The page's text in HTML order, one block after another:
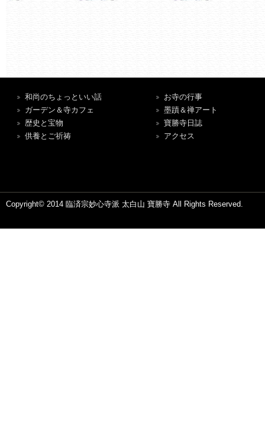
和尚のちょっといい話
ガーデン＆寺カフェ
歴史と宝物
供養とご祈祷
お寺の行事
墨蹟＆禅アート
寶勝寺日誌
アクセス
Copyright© 2014 臨済宗妙心寺派 太白山 寶勝寺 All Rights Reserved.